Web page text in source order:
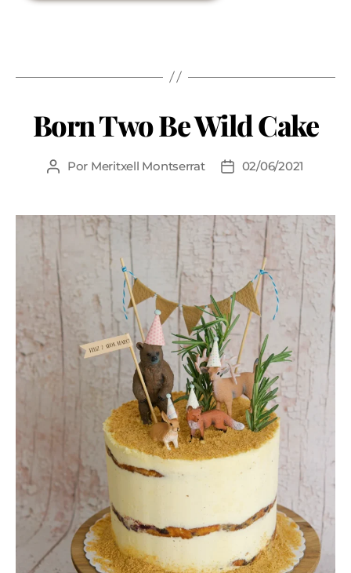
Born Two Be Wild Cake
Por Meritxell Montserrat 02/06/2021